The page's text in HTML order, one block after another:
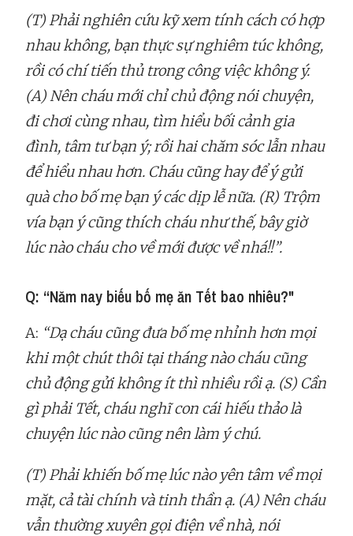
(T) Phải nghiên cứu kỹ xem tính cách có hợp
nhau không, bạn thực sự nghiêm túc không,
rồi có chí tiến thủ trong công việc không ý.
(A) Nên cháu mới chỉ chủ động nói chuyện,
đi chơi cùng nhau, tìm hiểu bối cảnh gia
đình, tâm tư bạn ý; rồi hai chăm sóc lẫn nhau
để hiểu nhau hơn. Cháu cũng hay để ý gửi
quà cho bố mẹ bạn ý các dịp lễ nữa. (R) Trộm
vía bạn ý cũng thích cháu như thế, bây giờ
lúc nào cháu cho về mới được về nhá!!”.
Q: “Năm nay biếu bố mẹ ăn Tết bao nhiêu?"
A: “Dạ cháu cũng đưa bố mẹ nhỉnh hơn mọi
khi một chút thôi tại tháng nào cháu cũng
chủ động gửi không ít thì nhiều rồi ạ. (S) Cần
gì phải Tết, cháu nghĩ con cái hiếu thảo là
chuyện lúc nào cũng nên làm ý chú.
(T) Phải khiến bố mẹ lúc nào yên tâm về mọi
mặt, cả tài chính và tinh thần ạ. (A) Nên cháu
vẫn thường xuyên gọi điện về nhà, nói